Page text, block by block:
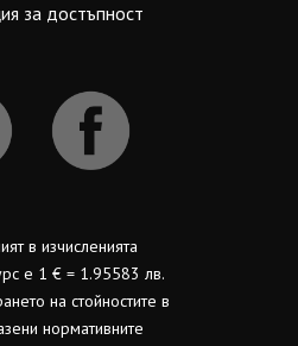
за достъпност
в изчисленията
е 1 € = 1.95583 лв.
на стойностите в
нормативните